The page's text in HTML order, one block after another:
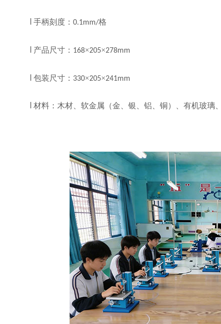
手柄刻度： 0.1mm/格
产品尺寸： 168×205×278mm
包装尺寸： 330×205×241mm
材料：木材、软金属（金、银、铝、铜）、有机玻璃